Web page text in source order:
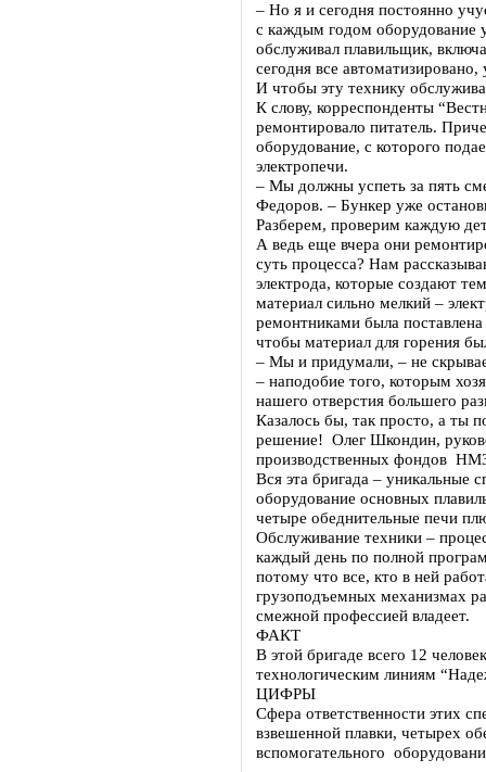
– Но я и сегодня постоянно
с каждым годом оборудование
обслуживал плавильщик,
сегодня все
И чтобы эту технику
К слову, корреспонденты
ремонтировало питатель.
оборудование, с которого
электропечи.
– Мы должны успеть за пять
Федоров. – Бункер уже
Разберем, проверим каждую
А ведь еще вчера они
суть процесса? Нам
электрода, которые создают
материал сильно мелкий –
ремонтниками была
чтобы материал для горения
– Мы и придумали, – не
– наподобие того, которым
нашего отверстия большего
Казалось бы, так просто, а ты
решение! Олег Шкондин,
производственных фондов
Вся эта бригада – уникальные
оборудование основных
четыре обеднительные печи
Обслуживание техники –
каждый день по полной
потому что все, кто в ней
грузоподъемных механизмах
смежной профессией владеет.
ФАКТ
В этой бригаде всего 12
технологическим линиям
ЦИФРЫ
Сфера ответственности этих
взвешенной плавки, четырех
вспомогательного